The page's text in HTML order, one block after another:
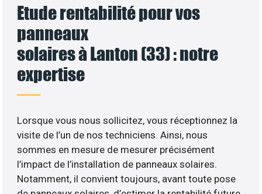
Etude rentabilité pour vos
panneaux
solaires à Lanton (33) : notre
expertise
Lorsque vous nous sollicitez, vous réceptionnez la
visite de l’un de nos techniciens. Ainsi, nous
sommes en mesure de mesurer précisément
l’impact de l’installation de panneaux solaires.
Notamment, il convient toujours, avant toute pose